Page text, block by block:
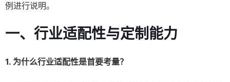
例进行说明。
一、行业适配性与定制能力
1. 为什么行业适配性是首要考量？